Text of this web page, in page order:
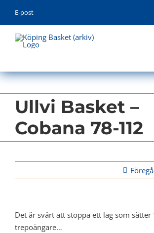
E-post
INFO
Ullvi Basket –
Cobana 78-112
Det är svårt att stoppa ett lag som sätter
trepoängare…